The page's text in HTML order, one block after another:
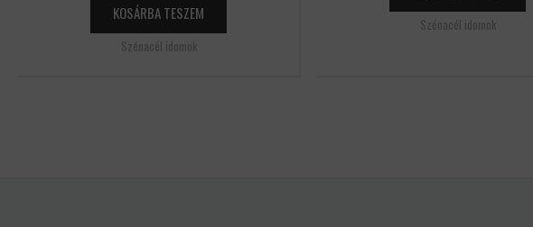
KOSÁRBA TESZEM
Szénacél idomok
Szénacél idomok